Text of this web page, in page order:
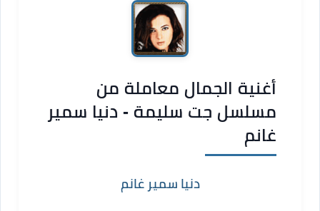
أغنية الجمال معاملة من
مسلسل جت سليمة - دنيا سمير
غانم
دنيا سمير غانم